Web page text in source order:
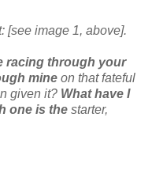
[see image 1, above].
racing through your
mine on that fateful
given it? What have I
one is the starter,